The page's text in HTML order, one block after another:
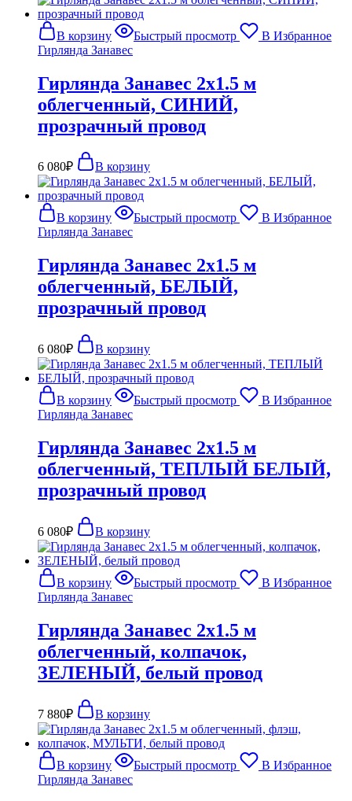
В корзину Быстрый просмотр
В Избранное
Гирлянда Занавес
Гирлянда Занавес 2х1.5 м
облегченный, СИНИЙ,
прозрачный провод
6 080₽ В корзину
В корзину Быстрый просмотр
В Избранное
Гирлянда Занавес
Гирлянда Занавес 2х1.5 м
облегченный, БЕЛЫЙ,
прозрачный провод
6 080₽ В корзину
В корзину Быстрый просмотр
В Избранное
Гирлянда Занавес
Гирлянда Занавес 2х1.5 м
облегченный, ТЕПЛЫЙ БЕЛЫЙ,
прозрачный провод
6 080₽ В корзину
В корзину Быстрый просмотр
В Избранное
Гирлянда Занавес
Гирлянда Занавес 2х1.5 м
облегченный, колпачок,
ЗЕЛЕНЫЙ, белый провод
7 880₽ В корзину
В корзину Быстрый просмотр
В Избранное
Гирлянда Занавес